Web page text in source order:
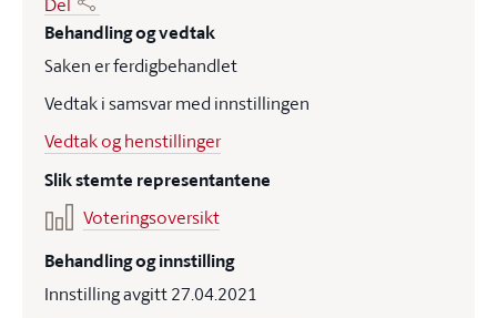
Behandling og vedtak
Saken er ferdigbehandlet
Vedtak i samsvar med innstillingen
Vedtak og henstillinger
Slik stemte representantene
Voteringsoversikt
Behandling og innstilling
Innstilling avgitt 27.04.2021